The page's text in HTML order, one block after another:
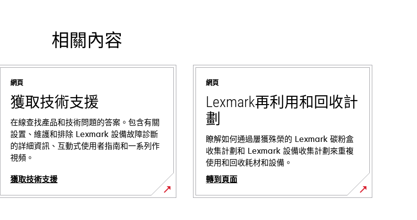
相關內容
網頁
獲取技術支援
在線查找產品和技術問題的答案。包含有關
設置、維護和排除 Lexmark 設備故障診斷
的詳細資訊、互動式使用者指南和一系列作
視頻。
獲取技術支援
網頁
Lexmark再利用和回收計
劃
瞭解如何通過屢獲殊榮的 Lexmark 碳粉盒
收集計劃和 Lexmark 設備收集計劃來重複
使用和回收耗材和設備。
轉到頁面